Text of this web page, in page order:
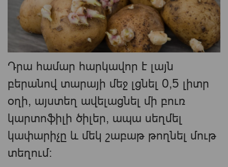
Դրա համար հարկավոր է լայն
բերանով տարայի մեջ լցնել 0,5 լիտր
օղի, այստեղ ավելացնել մի բուռ
կարտոֆիլի ծիլեր, ապա սեղմել
կափարիչը և մեկ շաբաթ թողնել մութ
տեղում։